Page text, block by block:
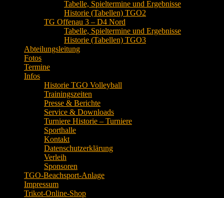
Tabelle, Spieltermine und Ergebnisse
Historie (Tabellen) TGO2
TG Offenau 3 – D4 Nord
Tabelle, Spieltermine und Ergebnisse
Historie (Tabellen) TGO3
Abteilungsleitung
Fotos
Termine
Infos
Historie TGO Volleyball
Trainingszeiten
Presse & Berichte
Service & Downloads
Turniere Historie – Turniere
Sporthalle
Kontakt
Datenschutzerklärung
Verleih
Sponsoren
TGO-Beachsport-Anlage
Impressum
Trikot-Online-Shop